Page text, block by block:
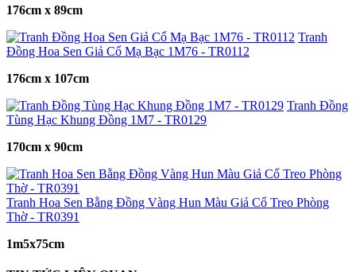
176cm x 89cm
Tranh
Đồng Hoa Sen Giả Cổ Mạ Bạc 1M76 - TR0112
176cm x 107cm
Tranh Đồng
Tùng Hạc Khung Đồng 1M7 - TR0129
170cm x 90cm
Tranh Hoa Sen Bằng Đồng Vàng Hun Màu Giả Cổ Treo Phòng
Thờ - TR0391
1m5x75cm